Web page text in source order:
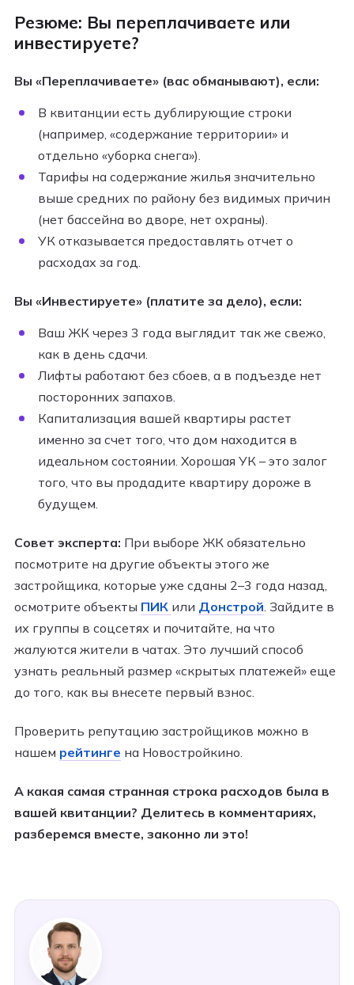
Резюме: Вы переплачиваете или
инвестируете?
Вы «Переплачиваете» (вас обманывают), если:
В квитанции есть дублирующие строки
(например, «содержание территории» и
отдельно «уборка снега»).
Тарифы на содержание жилья значительно
выше средних по району без видимых причин
(нет бассейна во дворе, нет охраны).
УК отказывается предоставлять отчет о
расходах за год.
Вы «Инвестируете» (платите за дело), если:
Ваш ЖК через 3 года выглядит так же свежо,
как в день сдачи.
Лифты работают без сбоев, а в подъезде нет
посторонних запахов.
Капитализация вашей квартиры растет
именно за счет того, что дом находится в
идеальном состоянии. Хорошая УК – это залог
того, что вы продадите квартиру дороже в
будущем.
Совет эксперта: При выборе ЖК обязательно
посмотрите на другие объекты этого же
застройщика, которые уже сданы 2–3 года назад,
осмотрите объекты ПИК или Донстрой . Зайдите в
их группы в соцсетях и почитайте, на что
жалуются жители в чатах. Это лучший способ
узнать реальный размер «скрытых платежей» еще
до того, как вы внесете первый взнос.
Проверить репутацию застройщиков можно в
нашем рейтинге на Новостройкино.
А какая самая странная строка расходов была в
вашей квитанции? Делитесь в комментариях,
разберемся вместе, законно ли это!